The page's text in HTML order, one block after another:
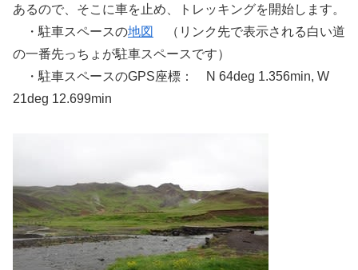
あるので、そこに車を止め、トレッキングを開始します。
・駐車スペースの地図
（リンク先で表示される白い道
の一番先っちょが駐車スペースです）
・駐車スペースのGPS座標： N 64deg 1.356min, W
21deg 12.699min